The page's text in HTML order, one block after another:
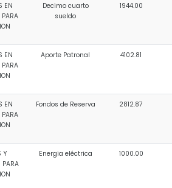
EN
PARA
Decimo cuarto
sueldo
1944.00
EN
PARA
Aporte Patronal 4102.81
EN
PARA
Fondos de Reserva 2812.87
Y
PARA
Energia eléctrica 1000.00